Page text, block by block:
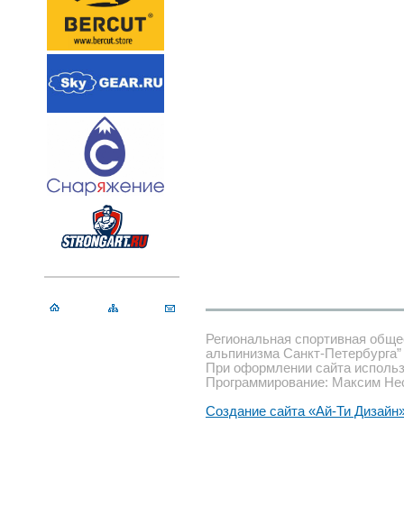
Региональная спортивная
альпинизма Санкт-Петербурга”
При оформлении сайта
Программирование: Максим
Создание сайта «Ай-Ти